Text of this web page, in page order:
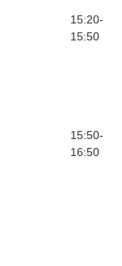
15:20-
15:50
15:50-
16:50